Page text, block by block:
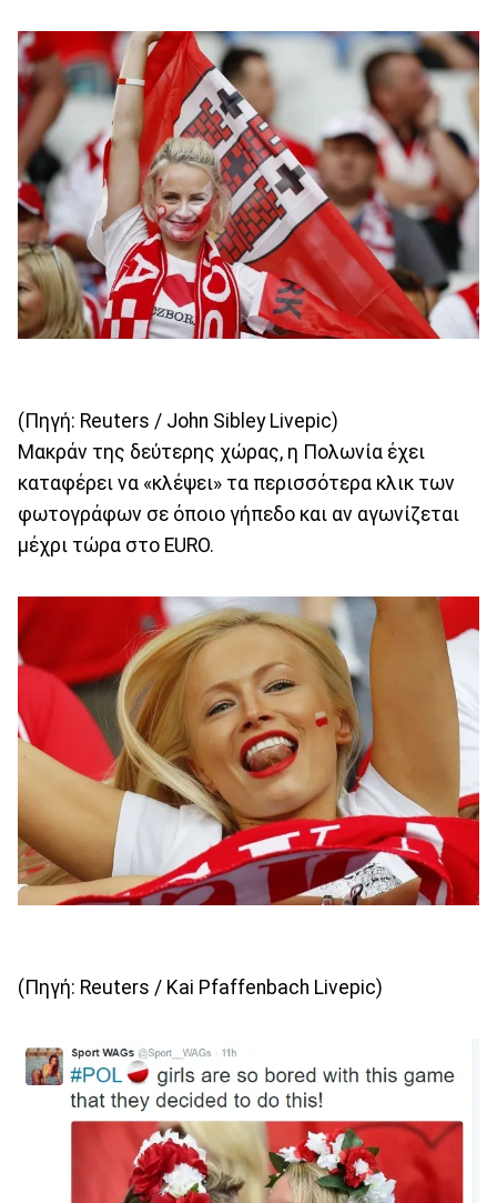
(Πηγή: Reuters / John Sibley Livepic)
Μακράν της δεύτερης χώρας, η Πολωνία έχει
καταφέρει να «κλέψει» τα περισσότερα κλικ των
φωτογράφων σε όποιο γήπεδο και αν αγωνίζεται
μέχρι τώρα στο EURO.
(Πηγή: Reuters / Kai Pfaffenbach Livepic)